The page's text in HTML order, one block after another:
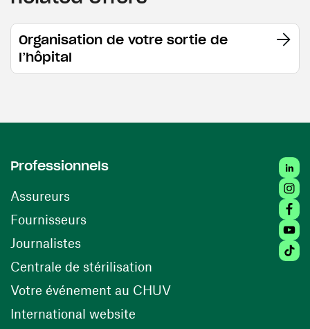
Organisation de votre sortie de
l’hôpital
Professionnels
Assureurs
Fournisseurs(opens in a new window)
Journalistes
Centrale de stérilisation (opens in a new window)
Votre événement au CHUV(opens in a new
International website